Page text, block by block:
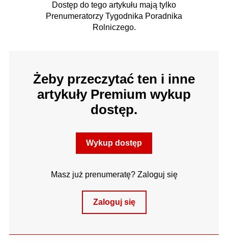
Dostęp do tego artykułu mają tylko
Prenumeratorzy Tygodnika Poradnika
Rolniczego.
Żeby przeczytać ten i inne
artykuły Premium wykup
dostęp.
Wykup dostęp
Masz już prenumeratę? Zaloguj się
Zaloguj się